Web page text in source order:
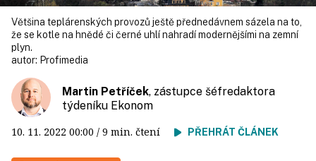
Většina teplárenských provozů ještě přednedávnem sázela na to,
že se kotle na hnědé či černé uhlí nahradí modernějšími na zemní
plyn.
autor: Profimedia
Martin Petříček, zástupce šéfredaktora
týdeníku Ekonom
10. 11. 2022 00:00 / 9 min. čtení PŘEHRÁT ČLÁNEK